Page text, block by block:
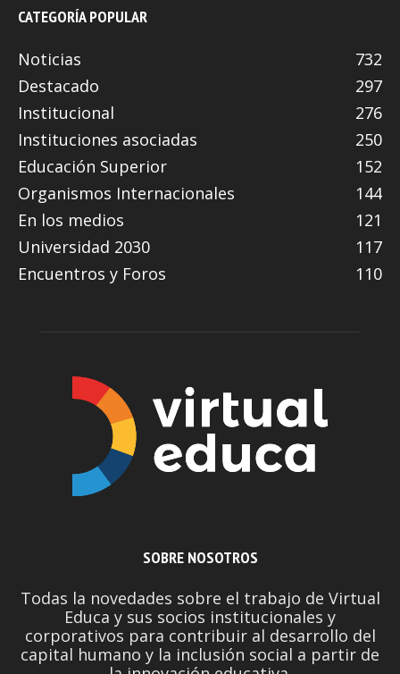
CATEGORÍA POPULAR
Noticias
732
Destacado
297
Institucional
276
Instituciones asociadas
250
Educación Superior
152
Organismos Internacionales
144
En los medios
121
Universidad 2030
117
Encuentros y Foros
110
SOBRE NOSOTROS
Todas la novedades sobre el trabajo de Virtual
Educa y sus socios institucionales y
corporativos para contribuir al desarrollo del
capital humano y la inclusión social a partir de